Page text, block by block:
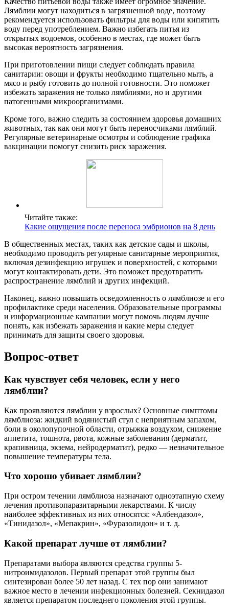
Лямблии могут находиться в загрязненной воде, поэтому
рекомендуется использовать фильтры для воды или кипятить
воду перед употреблением. Важно избегать питья из
открытых водоемов, особенно в местах, где может быть
высокая вероятность загрязнения.
При приготовлении пищи следует соблюдать правила
санитарии: овощи и фрукты необходимо тщательно мыть, а
мясо и рыбу готовить до полной готовности. Это поможет
избежать заражения не только лямблиями, но и другими
патогенными микроорганизмами.
Кроме того, важно следить за состоянием здоровья домашних
животных, так как они могут быть переносчиками лямблий.
Регулярные ветеринарные осмотры и соблюдение графика
вакцинации помогут снизить риск заражения.
Читайте также:
Какие ощущения после переноса эмбрионов на 8 день
В общественных местах, таких как детские сады и школы,
необходимо проводить регулярные санитарные мероприятия,
включая дезинфекцию игрушек и поверхностей, с которыми
могут контактировать дети. Это поможет предотвратить
распространение лямблий и других инфекций.
Наконец, важно повышать осведомленность о лямблиозе и его
профилактике среди населения. Образовательные программы
и информационные кампании могут помочь людям лучше
понять, как избежать заражения и какие меры следует
принимать для защиты своего здоровья.
Вопрос-ответ
Как чувствует себя человек, если у него
лямблии?
Как проявляются лямблии у взрослых? Основные симптомы
лямблиоза: жидкий водянистый стул с неприятным запахом,
боли в околопупочной области, отрыжка воздухом, снижение
аппетита, тошнота, рвота, кожные заболевания (дерматит,
крапивница, экзема, нейродерматит), редко — незначительное
повышение температуры тела.
Что хорошо убивает лямблии?
При остром течении лямблиоза назначают одноэтапную схему
лечения противопаразитарными лекарствами. К числу
наиболее эффективных из них относятся: «Албендазол»,
«Тинидазол», «Мепакрин», «Фуразолидон» и т. д.
Какой препарат лучше от лямблии?
Препаратами выбора являются средства группы 5-
нитроимидазолов. Первый препарат этой группы был
синтезирован более 50 лет назад. С тех пор они занимают
важное место в лечении инфекционных болезней. Секнидазол
является препаратом последнего поколения этой группы.